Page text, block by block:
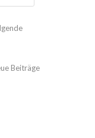
Beiträge